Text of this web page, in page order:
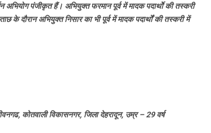
अभियोग पंजीकृत हैं। अभियुक्त फरमान पूर्व में मादक पदार्थोे की तस्करी
दौरान अभियुक्त निसार का भी पूर्व में मादक पदार्थों की तस्करी में
कोतवाली विकासनगर, जिला देहरादून, उम्र – 29 वर्ष